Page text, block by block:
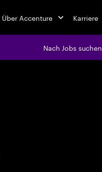
Über Accenture Karriere
Nach Jobs suchen